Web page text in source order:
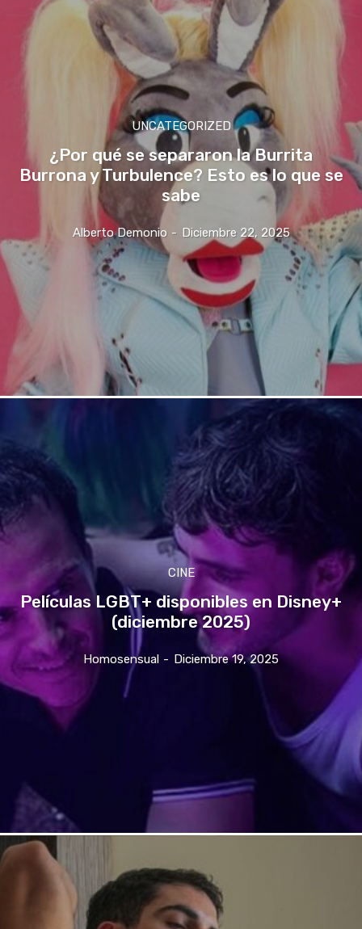
UNCATEGORIZED
¿Por qué se separaron la Burrita
Burrona y Turbulence? Esto es lo que se
sabe
Alberto Demonio - Diciembre 22, 2025
CINE
Películas LGBT+ disponibles en Disney+
(diciembre 2025)
Homosensual - Diciembre 19, 2025